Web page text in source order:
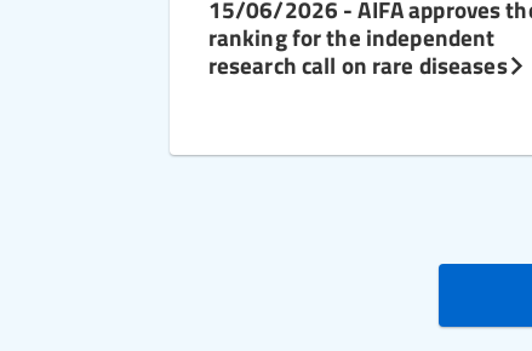
15/06/2026 - AIFA approves
ranking for the independent
research call on rare diseases